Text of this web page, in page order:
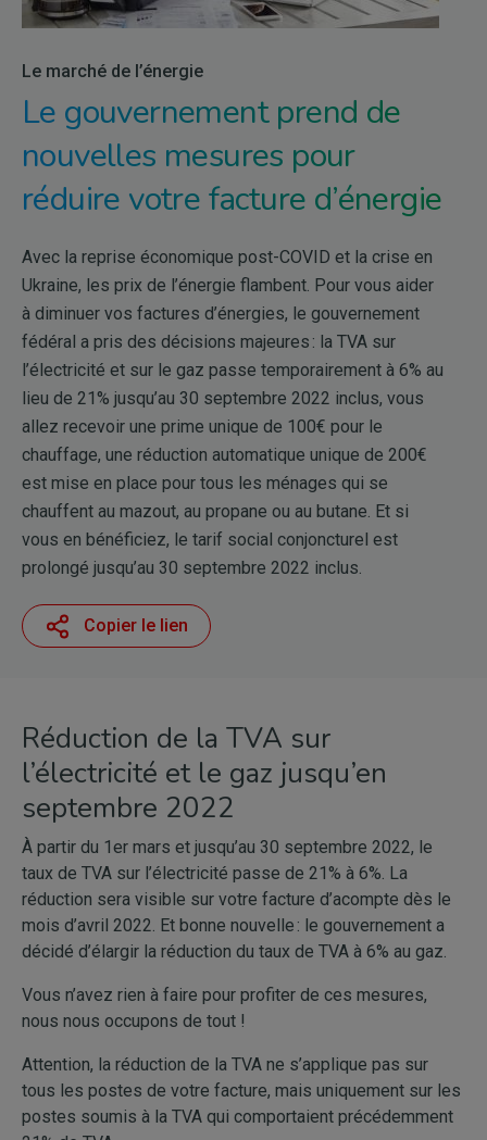
Le marché de l’énergie
Le gouvernement prend de
nouvelles mesures pour
réduire votre facture d’énergie
Avec la reprise économique post-COVID et la crise en
Ukraine, les prix de l’énergie flambent. Pour vous aider
à diminuer vos factures d’énergies, le gouvernement
fédéral a pris des décisions majeures : la TVA sur
l’électricité et sur le gaz passe temporairement à 6% au
lieu de 21% jusqu’au 30 septembre 2022 inclus, vous
allez recevoir une prime unique de 100€ pour le
chauffage, une réduction automatique unique de 200€
est mise en place pour tous les ménages qui se
chauffent au mazout, au propane ou au butane. Et si
vous en bénéficiez, le tarif social conjoncturel est
prolongé jusqu’au 30 septembre 2022 inclus.
Copier le lien
Réduction de la TVA sur
l’électricité et le gaz jusqu’en
septembre 2022
À partir du 1er mars et jusqu’au 30 septembre 2022, le
taux de TVA sur l’électricité passe de 21% à 6%. La
réduction sera visible sur votre facture d’acompte dès le
mois d’avril 2022. Et bonne nouvelle : le gouvernement a
décidé d’élargir la réduction du taux de TVA à 6% au gaz.
Vous n’avez rien à faire pour profiter de ces mesures,
nous nous occupons de tout !
Attention, la réduction de la TVA ne s’applique pas sur
tous les postes de votre facture, mais uniquement sur les
postes soumis à la TVA qui comportaient précédemment